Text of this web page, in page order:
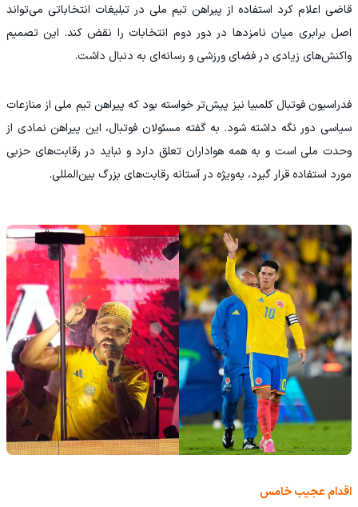
قاضی اعلام کرد استفاده از پیراهن تیم ملی در تبلیغات انتخاباتی می‌تواند
اصل برابری میان نامزدها در دور دوم انتخابات را نقض کند. این تصمیم
واکنش‌های زیادی در فضای ورزشی و رسانه‌ای به دنبال داشت.
فدراسیون فوتبال کلمبیا نیز پیش‌تر خواسته بود که پیراهن تیم ملی از منازعات
سیاسی دور نگه داشته شود. به گفته مسئولان فوتبال، این پیراهن نمادی از
وحدت ملی است و به همه هواداران تعلق دارد و نباید در رقابت‌های حزبی
مورد استفاده قرار گیرد، به‌ویژه در آستانه رقابت‌های بزرگ بین‌المللی.
اقدام عجیب خامس